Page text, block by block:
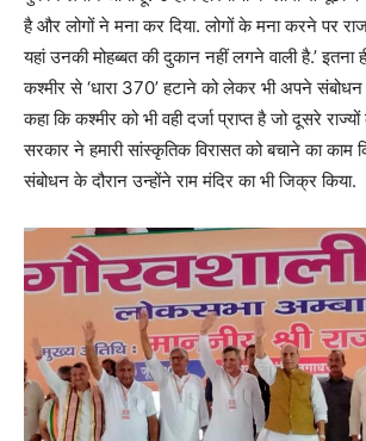
है और लोगों ने मना कर दिया. लोगों के मना करने पर
यहां उनकी मोहब्बत की दुकान नहीं लगने वाली है.’ इतना
कश्मीर से ‘धारा 370’ हटाने को लेकर भी अपने
कहा कि कश्मीर को भी वही दर्जा प्राप्त है जो दूसरे
सरकार ने हमारी सांस्कृतिक विरासत को बचाने का काम
संबोधन के दौरान उन्होंने राम मंदिर का भी जिक्र किया.